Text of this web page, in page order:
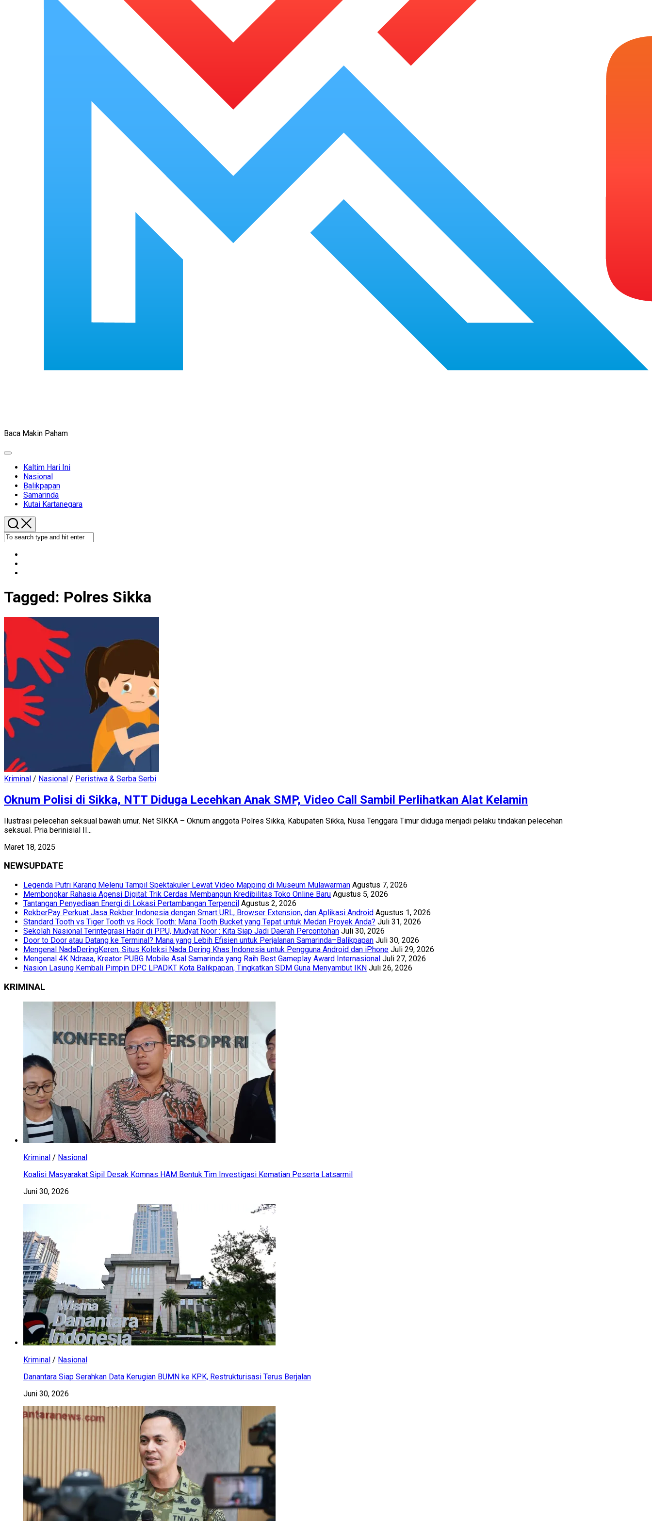
Baca Makin Paham
Expand
Kaltim Hari Ini
Nasional
Balikpapan
Samarinda
Kutai Kartanegara
Tagged: Polres Sikka
Kriminal / Nasional / Peristiwa & Serba Serbi
Oknum Polisi di Sikka, NTT Diduga Lecehkan Anak SMP, Video Call Sambil Perlihatkan Alat Kelamin
Ilustrasi pelecehan seksual bawah umur. Net SIKKA – Oknum anggota Polres Sikka, Kabupaten Sikka, Nusa Tenggara Timur diduga menjadi pelaku tindakan pelecehan
seksual. Pria berinisial II...
Maret 18, 2025
NEWSUPDATE
Legenda Putri Karang Melenu Tampil Spektakuler Lewat Video Mapping di Museum Mulawarman Agustus 7, 2026
Membongkar Rahasia Agensi Digital: Trik Cerdas Membangun Kredibilitas Toko Online Baru Agustus 5, 2026
Tantangan Penyediaan Energi di Lokasi Pertambangan Terpencil Agustus 2, 2026
RekberPay Perkuat Jasa Rekber Indonesia dengan Smart URL, Browser Extension, dan Aplikasi Android Agustus 1, 2026
Standard Tooth vs Tiger Tooth vs Rock Tooth: Mana Tooth Bucket yang Tepat untuk Medan Proyek Anda? Juli 31, 2026
Sekolah Nasional Terintegrasi Hadir di PPU, Mudyat Noor : Kita Siap Jadi Daerah Percontohan Juli 30, 2026
Door to Door atau Datang ke Terminal? Mana yang Lebih Efisien untuk Perjalanan Samarinda–Balikpapan Juli 30, 2026
Mengenal NadaDeringKeren, Situs Koleksi Nada Dering Khas Indonesia untuk Pengguna Android dan iPhone Juli 29, 2026
Mengenal 4K Ndraaa, Kreator PUBG Mobile Asal Samarinda yang Raih Best Gameplay Award Internasional Juli 27, 2026
Nasion Lasung Kembali Pimpin DPC LPADKT Kota Balikpapan, Tingkatkan SDM Guna Menyambut IKN Juli 26, 2026
KRIMINAL
Kriminal / Nasional
Koalisi Masyarakat Sipil Desak Komnas HAM Bentuk Tim Investigasi Kematian Peserta Latsarmil
Juni 30, 2026
Kriminal / Nasional
Danantara Siap Serahkan Data Kerugian BUMN ke KPK, Restrukturisasi Terus Berjalan
Juni 30, 2026